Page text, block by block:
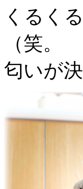
くるく
（笑。
匂いが